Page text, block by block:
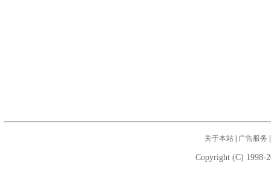
关于本站| 广告服务
Copyright (C) 1998-